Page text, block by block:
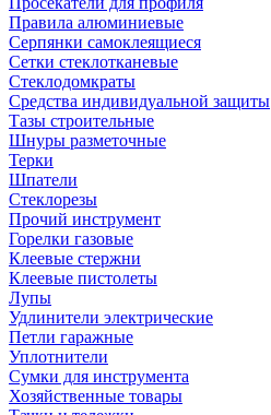
Правила алюминиевые
Серпянки самоклеящиеся
Сетки стеклотканевые
Стеклодомкраты
Средства индивидуальной защиты
Тазы строительные
Шнуры разметочные
Терки
Шпатели
Стеклорезы
Прочий инструмент
Горелки газовые
Клеевые стержни
Клеевые пистолеты
Лупы
Удлинители электрические
Петли гаражные
Уплотнители
Сумки для инструмента
Хозяйственные товары